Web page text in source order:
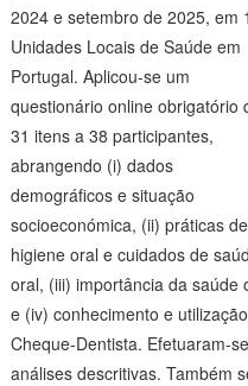
2024 e setembro de 2025, em
Unidades Locais de Saúde em
Portugal. Aplicou-se um
questionário online obrigatório
31 itens a 38 participantes,
abrangendo (i) dados
demográficos e situação
socioeconómica, (ii) práticas de
higiene oral e cuidados de
oral, (iii) importância da saúde
e (iv) conhecimento e
Cheque-Dentista. Efetuaram-se
análises descritivas. Também